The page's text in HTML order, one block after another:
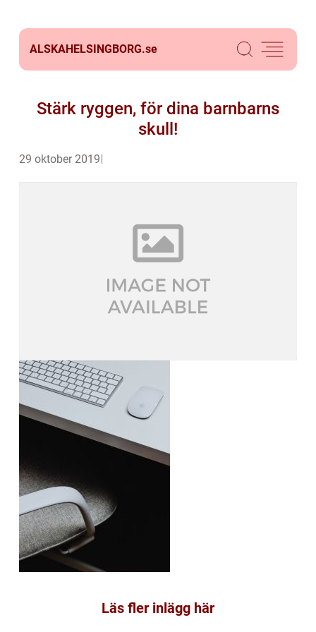
ALSKAHELSINGBORG.se
Stärk ryggen, för dina barnbarns
skull!
29 oktober 2019
Läs fler inlägg här